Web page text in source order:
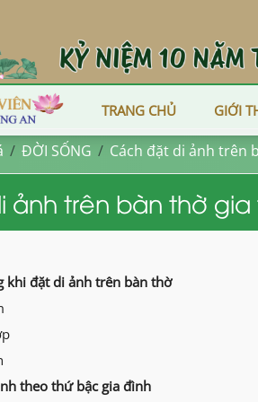
TRANG CHỦ GIỚI
ĐỜI SỐNG Cách đặt di ảnh trên
ảnh trên bàn thờ
khi đặt di ảnh trên bàn thờ
theo thứ bậc gia đình